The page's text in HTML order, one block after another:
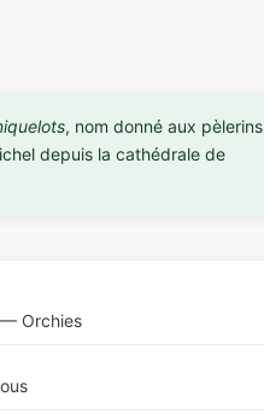
, nom donné aux pèlerins
depuis la cathédrale de
— Orchies